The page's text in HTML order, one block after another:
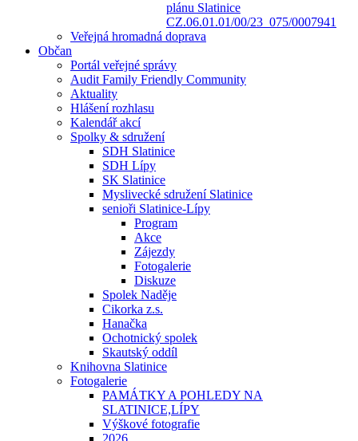
plánu Slatinice
CZ.06.01.01/00/23_075/0007941
Veřejná hromadná doprava
Občan
Portál veřejné správy
Audit Family Friendly Community
Aktuality
Hlášení rozhlasu
Kalendář akcí
Spolky & sdružení
SDH Slatinice
SDH Lípy
SK Slatinice
Myslivecké sdružení Slatinice
senioři Slatinice-Lípy
Program
Akce
Zájezdy
Fotogalerie
Diskuze
Spolek Naděje
Cikorka z.s.
Hanačka
Ochotnický spolek
Skautský oddíl
Knihovna Slatinice
Fotogalerie
PAMÁTKY A POHLEDY NA
SLATINICE,LÍPY
Výškové fotografie
2026